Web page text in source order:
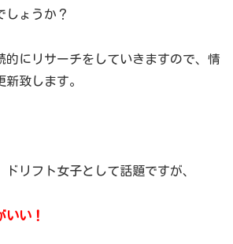
しょうか？
的にリサーチをしていきますので、情
致します。
リフト女子として話題ですが、
いい！